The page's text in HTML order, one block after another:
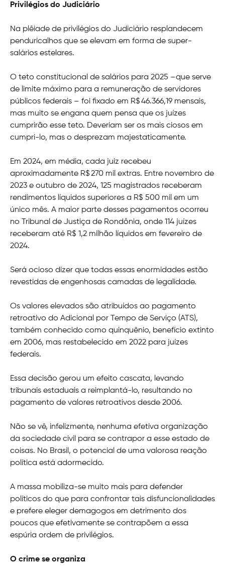
Privilégios do Judiciário
Na plêiade de privilégios do Judiciário resplandecem
penduricalhos que se elevam em forma de super-
salários estelares.
O teto constitucional de salários para 2025 –que serve
de limite máximo para a remuneração de servidores
públicos federais – foi fixado em R$ 46.366,19 mensais,
mas muito se engana quem pensa que os juízes
cumprirão esse teto. Deveriam ser os mais ciosos em
cumpri-lo, mas o desprezam majestaticamente.
Em 2024, em média, cada juiz recebeu
aproximadamente R$ 270 mil extras. Entre novembro de
2023 e outubro de 2024, 125 magistrados receberam
rendimentos líquidos superiores a R$ 500 mil em um
único mês. A maior parte desses pagamentos ocorreu
no Tribunal de Justiça de Rondônia, onde 114 juízes
receberam até R$ 1,2 milhão líquidos em fevereiro de
2024.
Será ocioso dizer que todas essas enormidades estão
revestidas de engenhosas camadas de legalidade.
Os valores elevados são atribuídos ao pagamento
retroativo do Adicional por Tempo de Serviço (ATS),
também conhecido como quinquênio, benefício extinto
em 2006, mas restabelecido em 2022 para juízes
federais.
Essa decisão gerou um efeito cascata, levando
tribunais estaduais a reimplantá-lo, resultando no
pagamento de valores retroativos desde 2006.
Não se vê, infelizmente, nenhuma efetiva organização
da sociedade civil para se contrapor a esse estado de
coisas. No Brasil, o potencial de uma valorosa reação
política está adormecido.
A massa mobiliza-se muito mais para defender
políticos do que para confrontar tais disfuncionalidades
e prefere eleger demagogos em detrimento dos
poucos que efetivamente se contrapõem a essa
espúria ordem de privilégios.
O crime se organiza